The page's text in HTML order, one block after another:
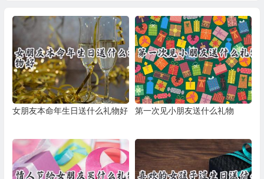
女朋友本命年生日送什么礼物好 第一次见小朋友送什么礼物